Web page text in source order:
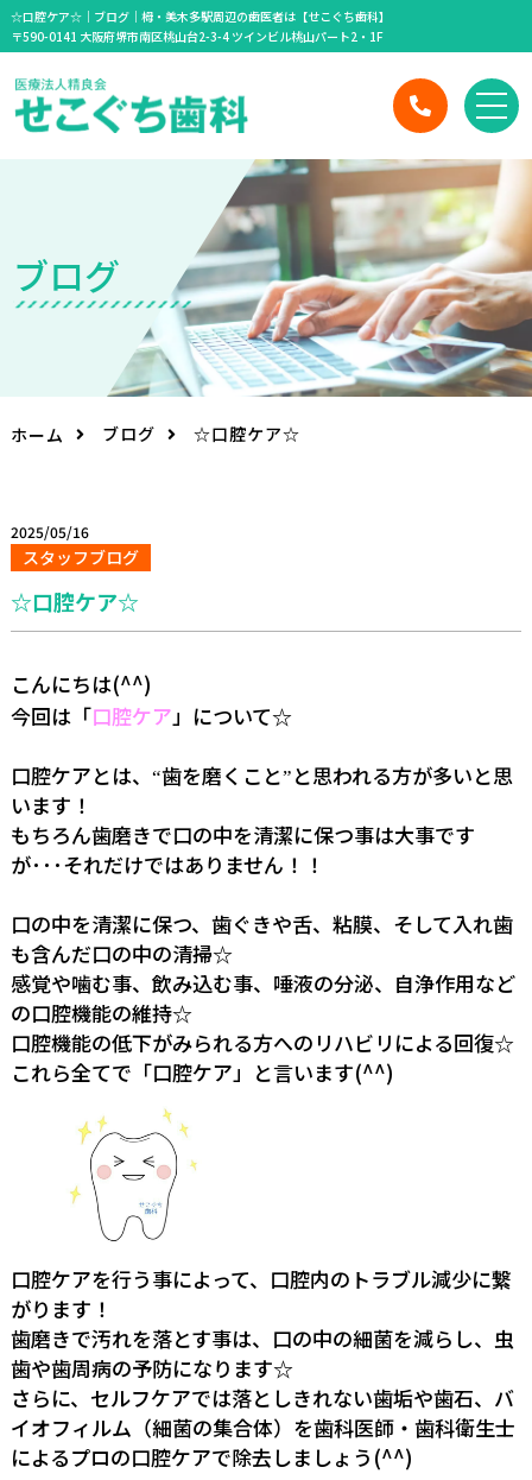
☆口腔ケア☆｜ブログ｜栂・美木多駅周辺の歯医者は【せこぐち歯科】
〒590-0141 大阪府堺市南区桃山台2-3-4 ツインビル桃山パート2・1F
ブログ
ホーム ブログ ☆口腔ケア☆
2025/05/16
スタッフブログ
☆口腔ケア☆
こんにちは(^^)
今回は「口腔ケア」について☆
口腔ケアとは、 “歯を磨くこと” と思われる方が多いと思
います！
もちろん歯磨きで口の中を清潔に保つ事は大事です
が･･･それだけではありません！！
口の中を清潔に保つ、歯ぐきや舌、粘膜、そして入れ歯
も含んだ口の中の清掃☆
感覚や噛む事、飲み込む事、唾液の分泌、自浄作用など
の口腔機能の維持☆
口腔機能の低下がみられる方へのリハビリによる回復☆
これら全てで「口腔ケア」と言います(^^)
口腔ケアを行う事によって、口腔内のトラブル減少に繋
がります！
歯磨きで汚れを落とす事は、口の中の細菌を減らし、虫
歯や歯周病の予防になります☆
さらに、セルフケアでは落としきれない歯垢や歯石、バ
イオフィルム（細菌の集合体）を歯科医師・歯科衛生士
によるプロの口腔ケアで除去しましょう(^^)